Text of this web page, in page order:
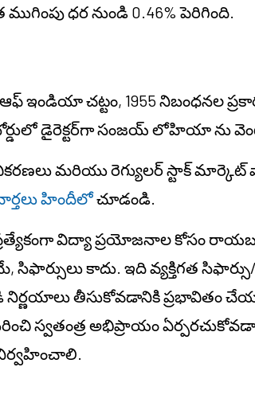
ముగింపు ధర నుండి 0.46% పెరిగింది.
ఆఫ్ ఇండియా చట్టం, 1955 నిబంధనల
బోర్డులో డైరెక్టర్‌గా సంజయ్ లోహియా ను
మరియు రెగ్యులర్ స్టాక్ మార్కెట్
హిందీలోచూడండి.
విద్యా ప్రయోజనాల కోసం
కాదు. ఇది వ్యక్తిగత
నిర్ణయాలు తీసుకోవడానికి ప్రభావితం
స్వతంత్ర అభిప్రాయం